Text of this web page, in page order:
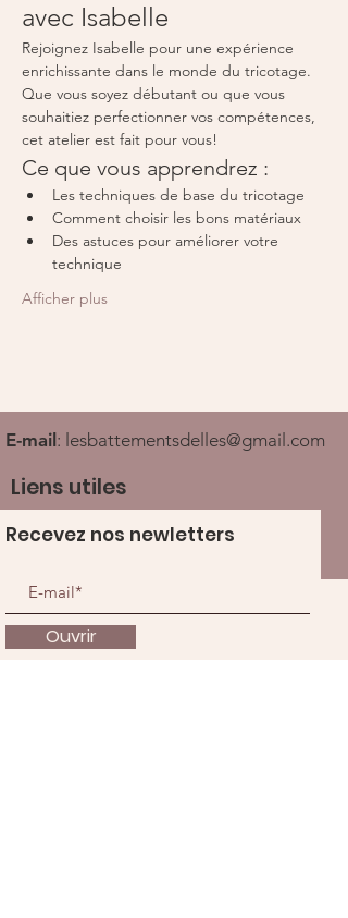
avec Isabelle
Rejoignez Isabelle pour une expérience
enrichissante dans le monde du tricotage.
Que vous soyez débutant ou que vous
souhaitiez perfectionner vos compétences,
cet atelier est fait pour vous!
Ce que vous apprendrez :
Les techniques de base du tricotage
Comment choisir les bons matériaux
Des astuces pour améliorer votre
technique
Afficher plus
E-mail : lesbattementsdelles@gmail.com
Liens utiles
Recevez nos newletters
Ouvrir